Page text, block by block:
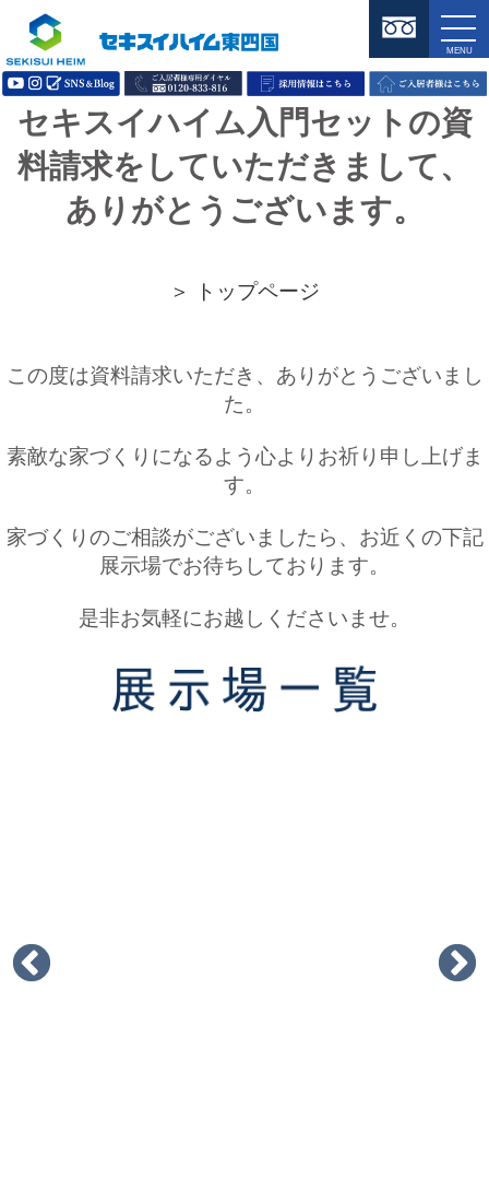
セキスイハイム入門セットの資
料請求をしていただきまして、
ありがとうございます。
＞ トップページ
この度は資料請求いただき、ありがとうございまし
た。
素敵な家づくりになるよう心よりお祈り申し上げま
す。
家づくりのご相談がございましたら、お近くの下記
展示場でお待ちしております。
是非お気軽にお越しくださいませ。